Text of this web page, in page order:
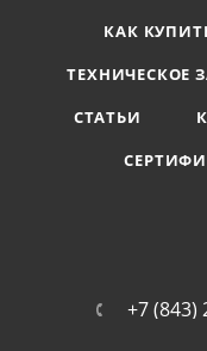
КАК
ТЕХНИЧЕСКОЕ
СТАТЬИ
+7 (843)